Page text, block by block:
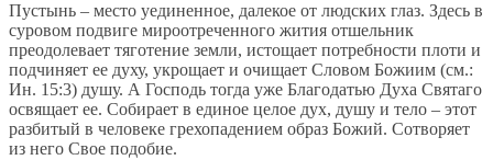
Пустынь – место уединенное, далекое от людских глаз. Здесь в
суровом подвиге мироотреченного жития отшельник
преодолевает тяготение земли, истощает потребности плоти и
подчиняет ее духу, укрощает и очищает Словом Божиим (см.:
Ин. 15:3) душу. А Господь тогда уже Благодатью Духа Святаго
освящает ее. Собирает в единое целое дух, душу и тело – этот
разбитый в человеке грехопадением образ Божий. Сотворяет
из него Свое подобие.